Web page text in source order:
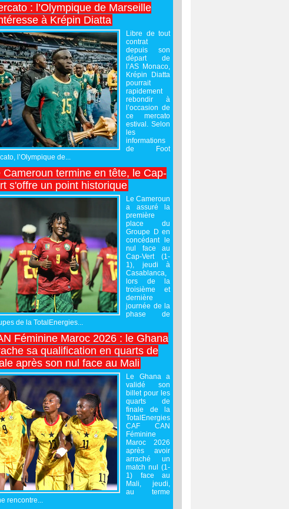
: l’Olympique de Marseille
à Krépin Diatta
Libre de tout
contrat
depuis son
départ de
l’AS Monaco,
Krépin Diatta
pourrait
rapidement
rebondir à
l’occasion de
ce mercato
estival. Selon
les
informations
de Foot
l’Olympique de...
Cameroun termine en tête, le Cap-
s'offre un point historique
Le Cameroun
a assuré la
première
place du
Groupe D en
concédant le
nul face au
Cap-Vert (1-
1), jeudi à
Casablanca,
lors de la
troisième et
dernière
journée de la
phase de
de la TotalEnergies...
Féminine Maroc 2026 : le Ghana
sa qualification en quarts de
après son nul face au Mali
Le Ghana a
validé son
billet pour les
quarts de
finale de la
TotalEnergies
CAF CAN
Féminine
Maroc 2026
après avoir
arraché un
match nul (1-
1) face au
Mali, jeudi,
au terme
rencontre...